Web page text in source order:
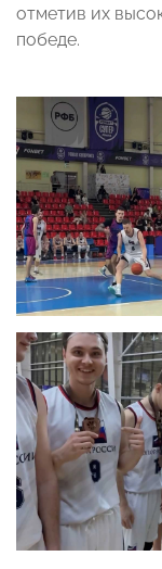
отметив их
победе.